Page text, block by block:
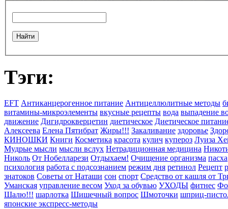
Тэги:
EFT Антиканцерогенное питание Антицеллюлитные методы
витамины-микроэлементы вкусные рецепты вода выпадение
движение Дигидрокверцетин диетическое Диетическое
Алексеева Елена Пятибрат Жиры!!! Закаливание здоровье
КИНОШКИ Книги Косметика красота кулич купероз Луиза
Мудрые мысли мысли вслух Нетрадиционная медицина
Николь От Нобелларези Отдыхаем! Очищение организма пасха
психология работа с подсознанием режим дня ретинол Рецепт
знатоков Советы от Наташи сон спорт Средство от кашля от
Уманская управление весом Уход за обувью УХОДЫ фитнес
Шалю!!! шарлотка Шишечный вопрос Шмоточки шприц-
японские экспресс-методы